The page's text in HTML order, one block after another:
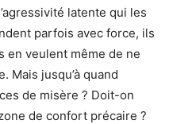
latente qui les
parfois avec force, ils
en veulent même de ne
Mais jusqu’à quand
de misère ? Doit-on
de confort précaire ?